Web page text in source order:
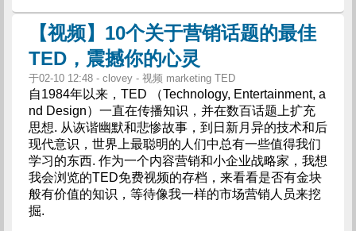
【视频】10个关于营销话题的最佳
TED，震撼你的心灵
于02-10 12:48 - clovey - 视频 marketing TED
自1984年以来，TED （Technology, Entertainment, a
nd Design）一直在传播知识，并在数百话题上扩充
思想. 从诙谐幽默和悲惨故事，到日新月异的技术和后
现代意识，世界上最聪明的人们中总有一些值得我们
学习的东西. 作为一个内容营销和小企业战略家，我想
我会浏览的TED免费视频的存档，来看看是否有金块
般有价值的知识，等待像我一样的市场营销人员来挖
掘.